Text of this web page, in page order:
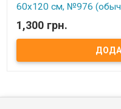
60x120 см, №976
В наявності
Наматрасник Mirson Natural
см, №976 (обычный с
Чехол: 100% Хлопок
Standart Natural: Серия
1,300 грн.